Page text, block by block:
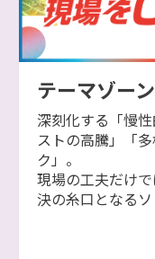
テーマゾー
深刻化する「慢
ストの高騰」「
ク」。
現場の工夫だけ
決の糸口となるソ